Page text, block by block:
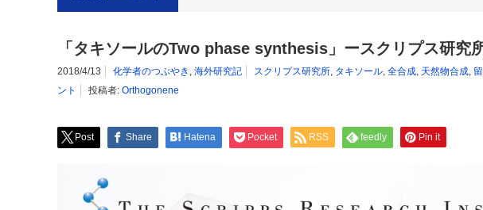
「タキソールのTwo phase synthesis」ースクリプス研究
2018/4/13 化学者のつぶやき , 海外研究記 スクリプス研究所, タキソール, 全合成, 天然物合成,
ント
投稿者: Orthogonene
Post Share Hatena Pocket RSS feedly Pin it